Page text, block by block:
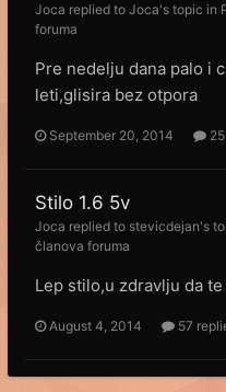
Joca replied to Joca's topic in
foruma
Pre nedelju dana palo i
leti,glisira bez otpora
September 20, 2014
Stilo 1.6 5v
Joca replied to stevicdejan's
članova foruma
Lep stilo,u zdravlju da
August 4, 2014 57